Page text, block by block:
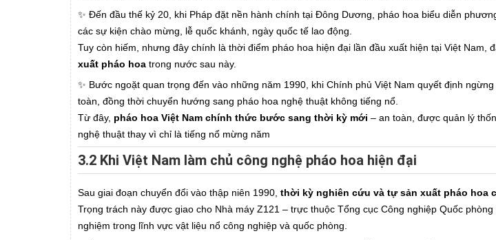
✨ Đến đầu thế kỷ 20, khi Pháp đặt nền hành chính tại Đông Dương, pháo hoa biểu diễn
các sự kiện chào mừng, lễ quốc khánh, ngày quốc tế lao động.
Tuy còn hiếm, nhưng đây chính là thời điểm pháo hoa hiện đại lần đầu xuất hiện tại Việt Nam,
xuất pháo hoa trong nước sau này.
✨ Bước ngoặt quan trọng đến vào những năm 1990, khi Chính phủ Việt Nam quyết định
toàn, đồng thời chuyển hướng sang pháo hoa nghệ thuật không tiếng nổ.
Từ đây, pháo hoa Việt Nam chính thức bước sang thời kỳ mới – an toàn, được quản lý
nghệ thuật thay vì chỉ là tiếng nổ mừng năm
3.2 Khi Việt Nam làm chủ công nghệ pháo hoa hiện đại
Sau giai đoạn chuyển đổi vào thập niên 1990, thời kỳ nghiên cứu và tự sản xuất pháo hoa
Trọng trách này được giao cho Nhà máy Z121 – trực thuộc Tổng cục Công nghiệp Quốc
nghiệm trong lĩnh vực vật liệu nổ công nghiệp và quốc phòng.